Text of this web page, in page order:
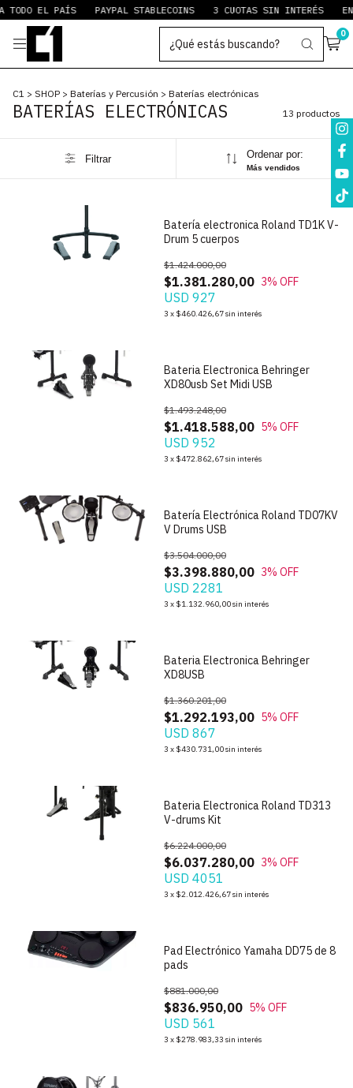
EL PAÍS PAYPAL STABLECOINS 3 CUOTAS SIN INTERÉS
0
C1 > SHOP > Baterías y Percusión > Baterías electrónicas
BATERÍAS ELECTRÓNICAS 13 productos
Filtrar Ordenar por:
Más vendidos
Batería electronica Roland TD1K V-
Drum 5 cuerpos
$1.381.280,00
$1.424.000,00
3% OFF
USD 927
3 x $460.426,67sin interés
Bateria Electronica Behringer
XD80usb Set Midi USB
$1.418.588,00
$1.493.248,00
5% OFF
USD 952
3 x $472.862,67sin interés
Batería Electrónica Roland TD07KV
V Drums USB
$3.398.880,00
$3.504.000,00
3% OFF
USD 2281
3 x $1.132.960,00sin interés
Bateria Electronica Behringer
XD8USB
$1.292.193,00
$1.360.201,00
5% OFF
USD 867
3 x $430.731,00sin interés
Bateria Electronica Roland TD313
V-drums Kit
$6.037.280,00
$6.224.000,00
3% OFF
USD 4051
3 x $2.012.426,67sin interés
Pad Electrónico Yamaha DD75 de 8
pads
$836.950,00
$881.000,00
5% OFF
USD 561
3 x $278.983,33 sin interés